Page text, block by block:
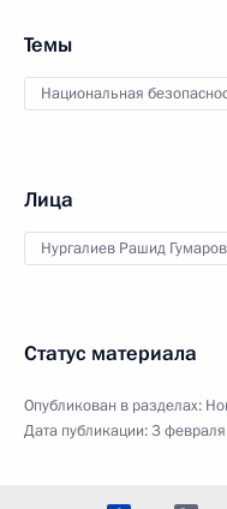
Темы
Национальная
Лица
Нургалиев Рашид
Статус материала
Опубликован в разделах:
Дата публикации:3